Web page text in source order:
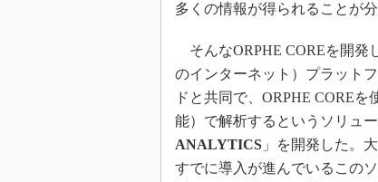
多くの情報が得られることが分
そんなORPHE COREを開発
のインターネット）プラット
ドと共同で、ORPHE CORE
能）で解析するというソリュー
ANALYTICS 」を開発した。
すでに導入が進んでいるこの